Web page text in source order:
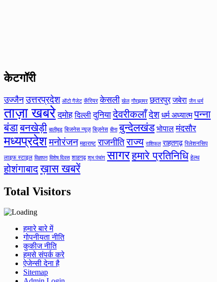
केटगॉरी
उज्जैन उत्तरप्रदेश ऑटो गैजेट कॅरियर केसली खेल गौरझामर छतरपुर जबेरा जैन धर्म
ताज़ा खबरे दमोह दिल्ली दुनिया देवरीकलाँदेश धर्म अध्यात्म पन्ना
बंडाबनखेड़ी बालीबुड बिजनेस न्यूज़ बिज़नेस बीना बुन्देलखंड भोपाल मंदसौर
मध्यप्रदेशमनोरंजन महाराष्ट राजनीतिराज्य राशिफल राहतगढ़ रिलेशनसिप
लाइफ स्टाइल विज्ञापन विशेष दिवस शाहगढ़ शुभ पंचांग सागरहमारे प्रतिनिधि हेल्थ
होशंगाबादख़ास खबरें
Total Visitors
हमारे बारे में
गोपनीयता नीति
कुकीज नीति
हमसे संपर्क करे
ऐजेन्सी देना है
Sitemap